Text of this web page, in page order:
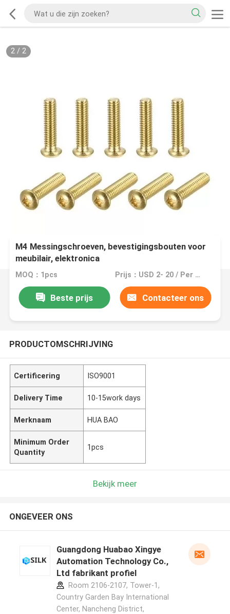
2/ 2
M4 Messingschroeven, bevestigingsbouten voor
meubilair, elektronica
MOQ：1pcs Prijs：USD 2- 20 / Per Square Meter (M2)
Beste prijs Contacteer ons
PRODUCTOMSCHRIJVING
Certificering ISO9001
Delivery Time 10-15work days
Merknaam HUA BAO
Minimum Order
Quantity
1pcs
Bekijk meer
ONGEVEER ONS
Guangdong Huabao Xingye
Automation Technology Co.,
Ltd fabrikant profiel
Room 2106-2107, Tower-1,
Country Garden Bay International
Center, Nancheng District,